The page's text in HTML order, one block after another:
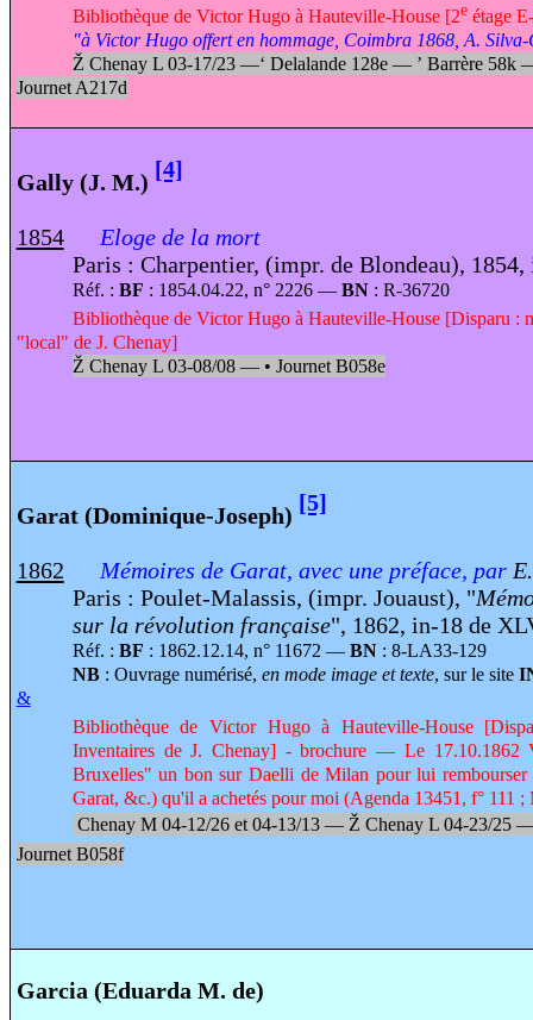
Bibliothèque de Victor Hugo à Hauteville-House [2eétage
"à Victor Hugo offert en hommage, Coimbra 1868, A.
Ž Chenay L 03-17/23 —‘ Delalande 128e — ’ Barrère 58k
Journet A217d
Gally (J. M.) [4]
1854
Eloge de la mort
Paris : Charpentier, (impr. de Blondeau), 1854,
Réf. : BF : 1854.04.22, n° 2226 — BN: R-36720
Bibliothèque de Victor Hugo à Hauteville-House [Disparu :
"local" de J. Chenay]
Ž Chenay L 03-08/08 — • Journet B058e
Garat (Dominique-Joseph) [5]
1862 Mémoires de Garat, avec une préface, par
Paris : Poulet-Malassis, (impr. Jouaust), "
sur la révolution française", 1862, in-18 de
Réf. : BF : 1862.12.14, n° 11672 — BN: 8-LA33-129
NB: Ouvrage numérisé, en mode image et texte, sur le site
&
Bibliothèque de Victor Hugo à Hauteville-House
Inventaires de J. Chenay] - brochure — Le
Bruxelles" un bon sur Daelli de Milan pour lui
Garat, &c.) qu'il a achetés pour moi (Agenda 13451, f° 111
Chenay M 04-12/26 et 04-13/13 — Ž Chenay L 04-23/25
Journet B058f
Garcia (Eduarda M. de)